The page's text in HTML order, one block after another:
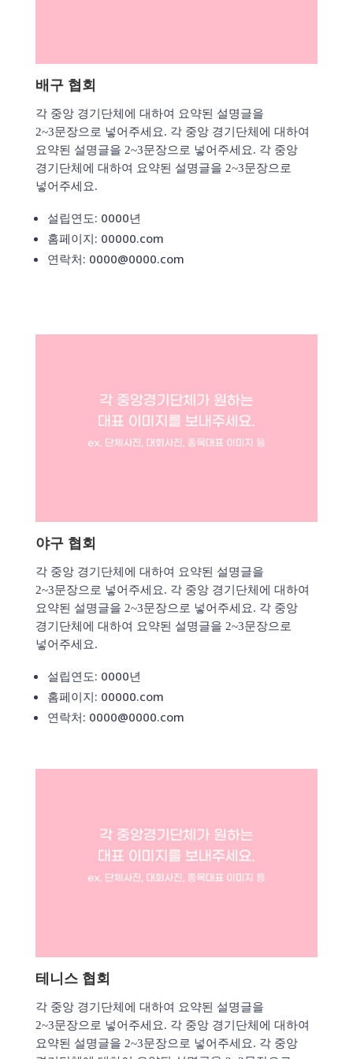
배구 협회
각 중앙 경기단체에 대하여 요약된 설명글을
2~3문장으로 넣어주세요. 각 중앙 경기단체에 대하여
요약된 설명글을 2~3문장으로 넣어주세요. 각 중앙
경기단체에 대하여 요약된 설명글을 2~3문장으로
넣어주세요.
설립연도: 0000년
홈페이지: 00000.com
연락처: 0000@0000.com
야구 협회
각 중앙 경기단체에 대하여 요약된 설명글을
2~3문장으로 넣어주세요. 각 중앙 경기단체에 대하여
요약된 설명글을 2~3문장으로 넣어주세요. 각 중앙
경기단체에 대하여 요약된 설명글을 2~3문장으로
넣어주세요.
설립연도: 0000년
홈페이지: 00000.com
연락처: 0000@0000.com
테니스 협회
각 중앙 경기단체에 대하여 요약된 설명글을
2~3문장으로 넣어주세요. 각 중앙 경기단체에 대하여
요약된 설명글을 2~3문장으로 넣어주세요. 각 중앙